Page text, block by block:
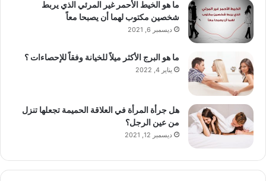
ما هو الخيط الأحمر غير المرئي الذي يربط
شخصين مكتوب لهما أن يصبحا معاً
ديسمبر 6, 2021
ما هو البرج الأكثر ميلاً للخيانة وفقاً للإحصاءات ؟
يناير 4, 2022
هل جرأة المرأة في العلاقة الحميمة تجعلها تنزل
من عين الرجل؟
ديسمبر 12, 2021